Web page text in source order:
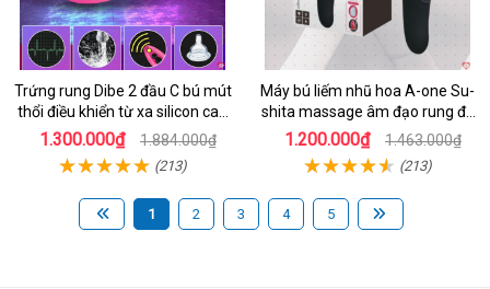
Trứng rung Dibe 2 đầu C bú mút
thổi điều khiển từ xa silicon cao
cấp kích thích điểm G
1.300.000₫ 1.884.000₫
(213)
Máy bú liếm nhũ hoa A-one Su-
shita massage âm đạo rung đa
chế độ
1.200.000₫ 1.463.000₫
(213)
1 2 3 4 5